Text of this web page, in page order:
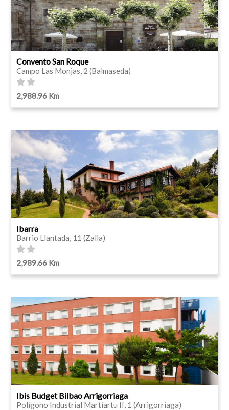
Convento San Roque
Campo Las Monjas, 2 (Balmaseda)
2,988.96 Km
Ibarra
Barrio Llantada, 11 (Zalla)
2,989.66 Km
Ibis Budget Bilbao Arrigorriaga
Polígono Industrial Martiartu II, 1 (Arrigorriaga)